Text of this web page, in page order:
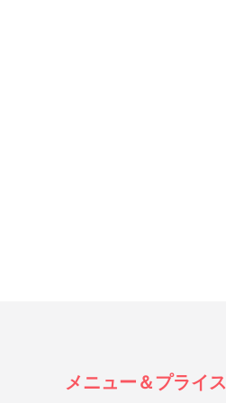
メニュー＆プライス